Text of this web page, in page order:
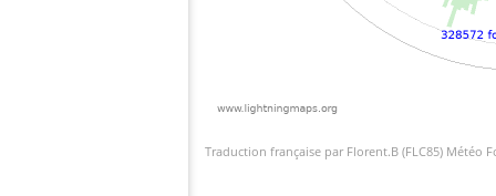
Traduction française par Florent.B (FLC85) Météo